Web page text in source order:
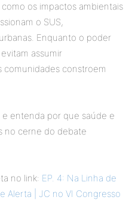
os impactos ambientais
o SUS,
Enquanto o poder
assumir
comunidades constroem
entenda por que saúde e
no cerne do debate
no link: EP. 4: Na Linha de
Alerta | JC no VI Congresso